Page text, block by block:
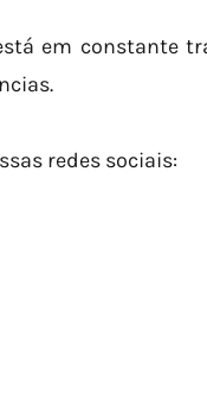
em constante
redes sociais: